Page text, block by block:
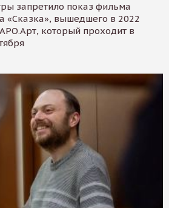
запретило показ фильма
«Сказка», вышедшего в 2022
который проходит в